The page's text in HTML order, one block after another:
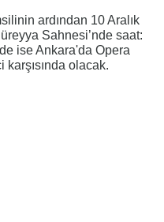
ardından 10 Aralık
Sahnesi’nde saat:
ise Ankara'da Opera
karşısında olacak.